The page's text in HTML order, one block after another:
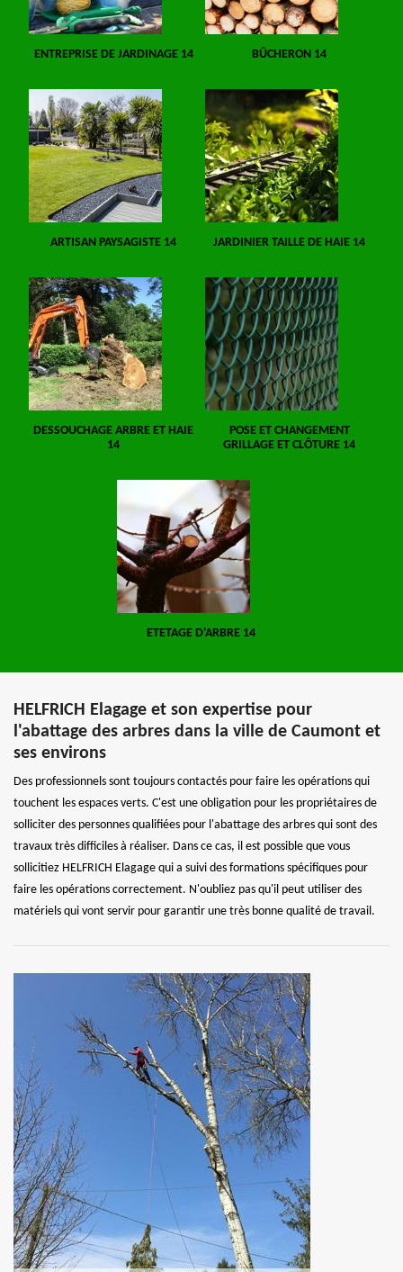
ENTREPRISE DE JARDINAGE 14 BÛCHERON 14
ARTISAN PAYSAGISTE 14 JARDINIER TAILLE DE HAIE 14
DESSOUCHAGE ARBRE ET HAIE
14
POSE ET CHANGEMENT
GRILLAGE ET CLÔTURE 14
ETETAGE D'ARBRE 14
HELFRICH Elagage et son expertise pour
l'abattage des arbres dans la ville de Caumont et
ses environs
Des professionnels sont toujours contactés pour faire les opérations qui
touchent les espaces verts. C'est une obligation pour les propriétaires de
solliciter des personnes qualifiées pour l'abattage des arbres qui sont des
travaux très difficiles à réaliser. Dans ce cas, il est possible que vous
sollicitiez HELFRICH Elagage qui a suivi des formations spécifiques pour
faire les opérations correctement. N'oubliez pas qu'il peut utiliser des
matériels qui vont servir pour garantir une très bonne qualité de travail.